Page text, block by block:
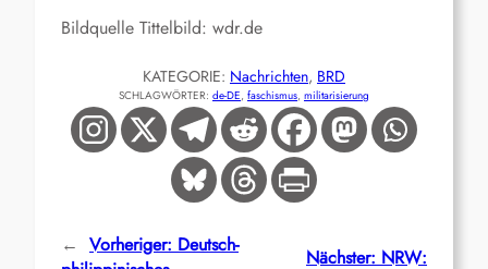
Bildquelle Tittelbild: wdr.de
KATEGORIE: Nachrichten, BRD
SCHLAGWÖRTER: de-DE, faschismus, militarisierung
← Vorheriger: Deutsch-
Nächster: NRW: